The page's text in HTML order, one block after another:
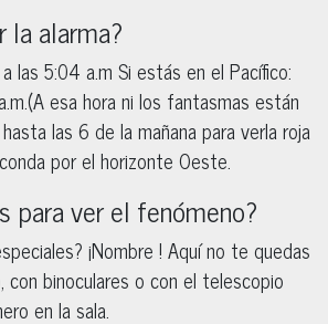
la alarma?
las 5:04 a.m Si estás en el Pacífico:
esa hora ni los fantasmas están
las 6 de la mañana para verla roja
por el horizonte Oeste.
para ver el fenómeno?
¡Nombre ! Aquí no te quedas
con binoculares o con el telescopio
en la sala.